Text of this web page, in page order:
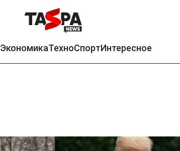
ЭкономикаТехноСпортИнтересное